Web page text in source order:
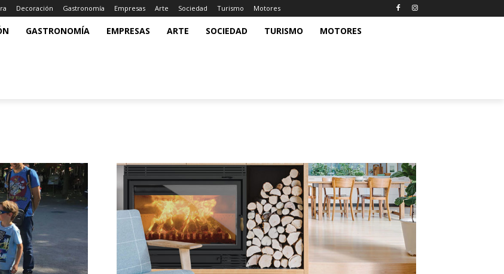
Decoración Gastronomía Empresas Arte Sociedad Turismo Motores
GASTRONOMÍA EMPRESAS ARTE SOCIEDAD TURISMO MOTORES